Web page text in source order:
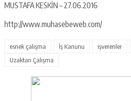
MUSTAFA KESKİN – 27.06.2016
http://www.muhasebeweb.com/
esnek çalışma İş Kanunu işverenler
Uzaktan Çalışma